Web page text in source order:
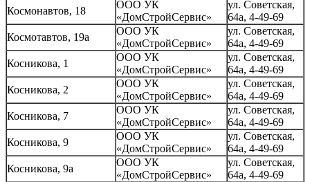
Космонавтов, 18
ООО УК
«ДомСтройСервис»
ул. Советская,
64а, 4-49-69
Космотавтов, 19а
ООО УК
«ДомСтройСервис»
ул. Советская,
64а, 4-49-69
Косникова, 1
ООО УК
«ДомСтройСервис»
ул. Советская,
64а, 4-49-69
Косникова, 2
ООО УК
«ДомСтройСервис»
ул. Советская,
64а, 4-49-69
Косникова, 7
ООО УК
«ДомСтройСервис»
ул. Советская,
64а, 4-49-69
Косникова, 9
ООО УК
«ДомСтройСервис»
ул. Советская,
64а, 4-49-69
Косникова, 9а
ООО УК
«ДомСтройСервис»
ул. Советская,
64а, 4-49-69